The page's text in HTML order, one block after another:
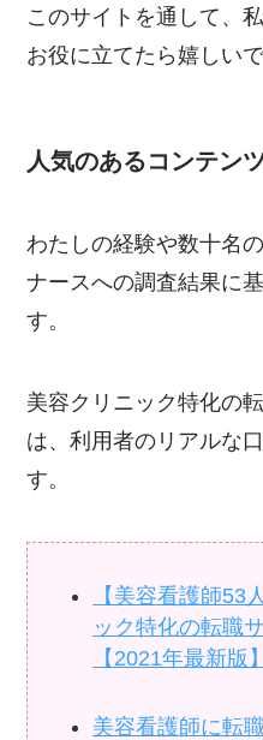
このサイトを通して、
お役に立てたら嬉しいで
人気のあるコンテン
わたしの経験や数十名
ナースへの調査結果に
す。
美容クリニック特化の
は、利用者のリアルな
す。
【美容看護師53
ック特化の転職
【2021年最新版】
美容看護師に転